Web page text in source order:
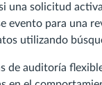
una solicitud
evento para una
utilizando
de auditoría